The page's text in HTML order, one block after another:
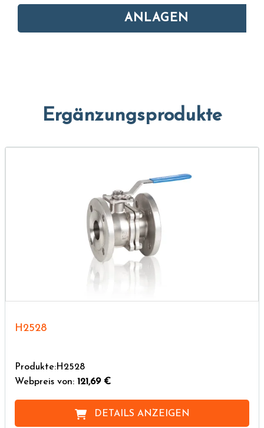
ANLAGEN
Ergänzungsprodukte
H2528
Produkte:H2528
Webpreis von: 121,69 €
DETAILS ANZEIGEN